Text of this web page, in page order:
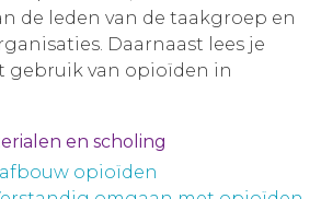
de leden van de taakgroep en
Daarnaast lees je
gebruik van opioïden in
en scholing
opioïden